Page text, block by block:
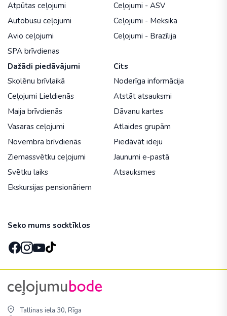
Atpūtas ceļojumi
Autobusu ceļojumi
Avio ceļojumi
SPA brīvdienas
Ceļojumi - ASV
Ceļojumi - Meksika
Ceļojumi - Brazīlija
Dažādi piedāvājumi
Skolēnu brīvlaikā
Ceļojumi Lieldienās
Maija brīvdienās
Vasaras ceļojumi
Novembra brīvdienās
Ziemassvētku ceļojumi
Svētku laiks
Ekskursijas pensionāriem
Cits
Noderīga informācija
Atstāt atsauksmi
Dāvanu kartes
Atlaides grupām
Piedāvāt ideju
Jaunumi e-pastā
Atsauksmes
Seko mums socktīklos
Tallinas iela 30, Rīga